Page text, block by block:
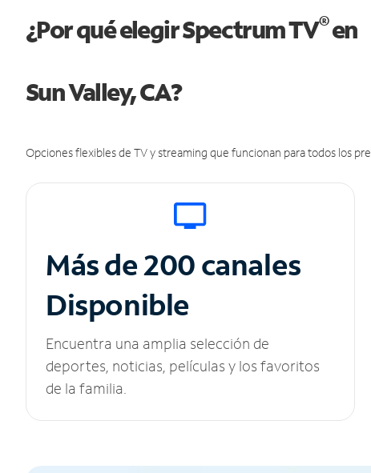
¿Por qué elegir Spectrum TV®en
Sun Valley, CA?
Opciones flexibles de TV y streaming que funcionan para todos los
Más de 200 canales
Disponible
Encuentra una amplia selección de
deportes, noticias, películas y los favoritos
de la familia.